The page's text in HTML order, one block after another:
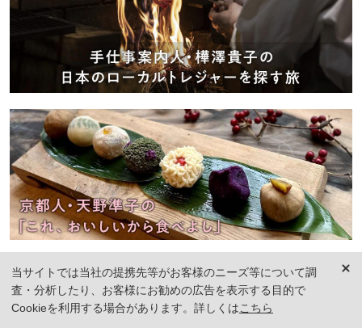
当サイトでは当社の提携先等がお客様のニーズ等について調
査・分析したり、お客様にお勧めの広告を表示する目的で
Cookieを利用する場合があります。詳しくはこちら